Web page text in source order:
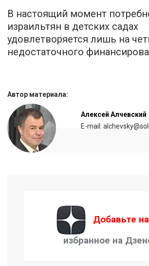
В настоящий момент
израильтян в детских садах
удовлетворяется лишь на
недостаточного
Автор материала:
Алексей Алчевский
E-mail:
Добавьте
избранное на